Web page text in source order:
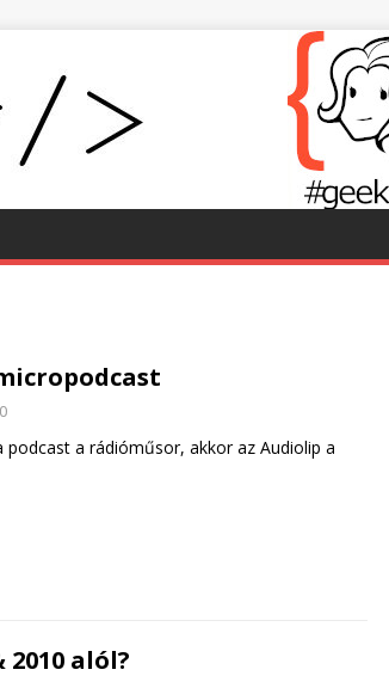
0
a rádióműsor, akkor az Audiolip a
alól?